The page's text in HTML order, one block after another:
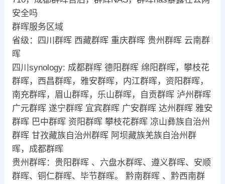
安全吗
群晖服务区域
省级：四川群晖 西藏群晖 重庆群晖 贵州群晖 云南群
晖
四川synology: 成都群晖 德阳群晖 绵阳群晖，攀枝花
群晖，西昌群晖，雅安群晖，内江群晖，资阳群晖，
南充群晖，眉山群晖，乐山群晖，自贡群晖 泸州群晖
广元群晖 遂宁群晖 宜宾群晖 广安群晖 达州群晖 雅安
群晖 巴中群晖 资阳群晖 攀枝花群晖 凉山彝族自治州
群晖 甘孜藏族自治州群晖 阿坝藏族羌族自治州群
晖，成都群晖
贵州群晖：贵阳群晖 、六盘水群晖、遵义群晖、安顺
群晖、铜仁群晖、毕节群晖。 黔南群晖 、黔西南群